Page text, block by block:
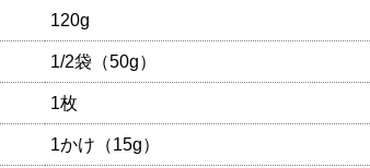
120g
1/2袋（50g）
1枚
1かけ（15g）